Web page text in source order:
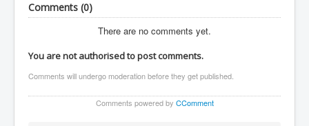
Comments (0)
There are no comments yet.
You are not authorised to post comments.
Comments will undergo moderation before they get published.
Comments powered by CComment